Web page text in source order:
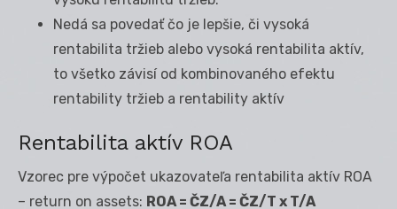
Nedá sa povedať čo je lepšie, či vysoká
rentabilita tržieb alebo vysoká rentabilita aktív,
to všetko závisí od kombinovaného efektu
rentability tržieb a rentability aktív
Rentabilita aktív ROA
Vzorec pre výpočet ukazovateľa rentabilita aktív ROA
– return on assets: ROA = ČZ/A = ČZ/T x T/A